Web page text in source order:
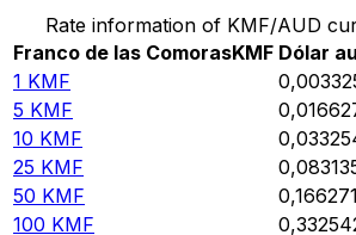
Rate information of KMF/AUD
Franco de las ComorasKMF Dólar
1 KMF
5 KMF
10 KMF
25 KMF
50 KMF 0,166271
100 KMF